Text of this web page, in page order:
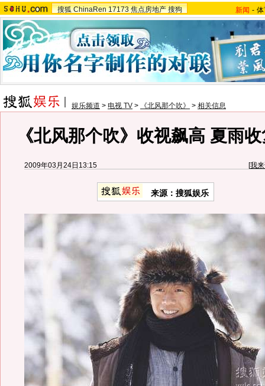
搜狐 ChinaRen 17173 焦点房地产 搜狗 新闻 -
娱乐频道 > 电视 TV > 《北风那个吹》 > 相关信息
《北风那个吹》收视飙高 夏雨
2009年03月24日13:15 [我
来源：搜狐娱乐